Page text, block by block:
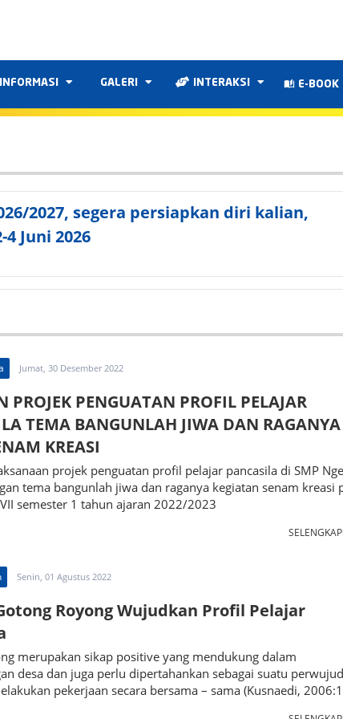
INFORMASI GALERI INTERAKSI E-BOOK
2027, segera persiapkan diri kalian,
Juni 2026
Jumat, 30 Desember 2022
PROJEK PENGUATAN PROFIL PELAJAR
TEMA BANGUNLAH JIWA DAN RAGANYA
KREASI
projek penguatan profil pelajar pancasila di SMP
tema bangunlah jiwa dan raganya kegiatan senam kreasi
semester 1 tahun ajaran 2022/2023
Senin, 01 Agustus 2022
Royong Wujudkan Profil Pelajar
merupakan sikap positive yang mendukung dalam
desa dan juga perlu dipertahankan sebagai suatu
pekerjaan secara bersama – sama (Kusnaedi,